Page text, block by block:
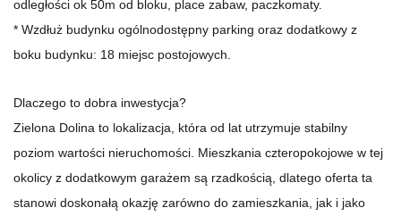
odległości ok 50m od bloku, place zabaw, paczkomaty.
* Wzdłuż budynku ogólnodostępny parking oraz dodatkowy z
boku budynku: 18 miejsc postojowych.
Dlaczego to dobra inwestycja?
Zielona Dolina to lokalizacja, która od lat utrzymuje stabilny
poziom wartości nieruchomości. Mieszkania czteropokojowe w tej
okolicy z dodatkowym garażem są rzadkością, dlatego oferta ta
stanowi doskonałą okazję zarówno do zamieszkania, jak i jako